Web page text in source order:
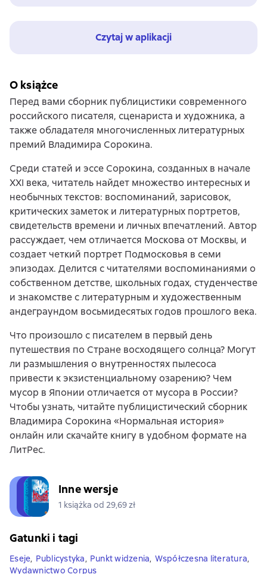
Czytaj w aplikacji
O książce
Перед вами сборник публицистики современного
российского писателя, сценариста и художника, а
также обладателя многочисленных литературных
премий Владимира Сорокина.
Среди статей и эссе Сорокина, созданных в начале
XXI века, читатель найдет множество интересных и
необычных текстов: воспоминаний, зарисовок,
критических заметок и литературных портретов,
свидетельств времени и личных впечатлений. Автор
рассуждает, чем отличается Москова от Москвы, и
создает четкий портрет Подмосковья в семи
эпизодах. Делится с читателями воспоминаниями о
собственном детстве, школьных годах, студенчестве
и знакомстве с литературным и художественным
андеграундом восьмидесятых годов прошлого века.
Что произошло с писателем в первый день
путешествия по Стране восходящего солнца? Могут
ли размышления о внутренностях пылесоса
привести к экзистенциальному озарению? Чем
мусор в Японии отличается от мусора в России?
Чтобы узнать, читайте публицистический сборник
Владимира Сорокина «Нормальная история»
онлайн или скачайте книгу в удобном формате на
ЛитРес.
Inne wersje
1 książka od 29,69 zł
Gatunki i tagi
Eseje, Publicystyka, Punkt widzenia, Współczesna literatura,
Wydawnictwo Corpus